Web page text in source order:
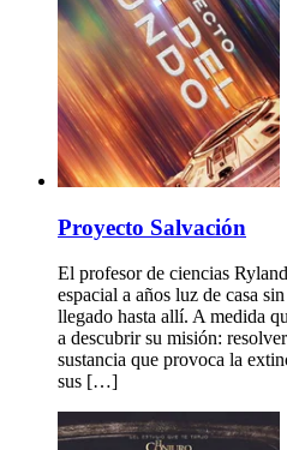
Proyecto Salvación
El profesor de ciencias
espacial a años luz de casa
llegado hasta allí. A medida
a descubrir su misión:
sustancia que provoca la
sus […]